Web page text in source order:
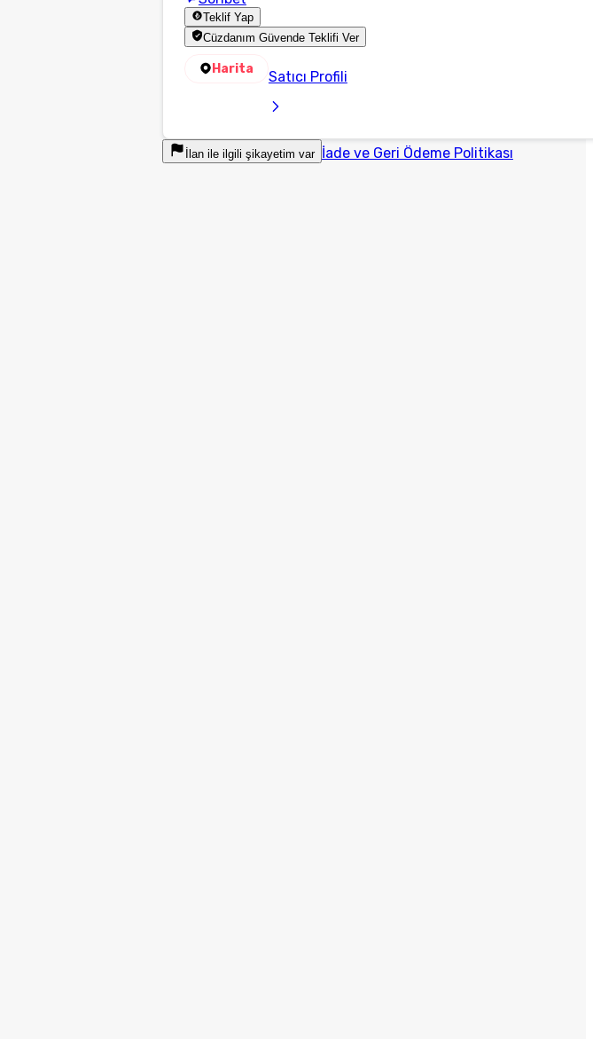
Teklif Yap
Cüzdanım Güvende Teklifi Ver
Harita Satıcı Profili
İlan ile ilgili şikayetim var İade ve Geri Ödeme Politikası